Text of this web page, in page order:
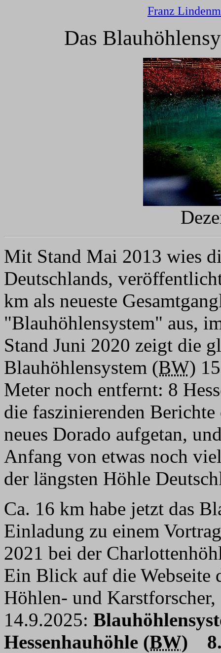
Franz
Das
Mit Stand Mai 2013 wies
Deutschlands,
km als neueste
"Blauhöhlensystem" aus,
Stand Juni 2020 zeigt die
Blauhöhlensystem (BW)
Meter noch entfernt: 8
die faszinierenden
neues Dorado aufgetan,
Anfang von etwas noch
der längsten Höhle
Ca. 16 km habe jetzt das
Einladung zu einem
2021 bei der
Ein Blick auf die Webseite
Höhlen- und
14.9.2025:
Hessenhauhöhle (BW)